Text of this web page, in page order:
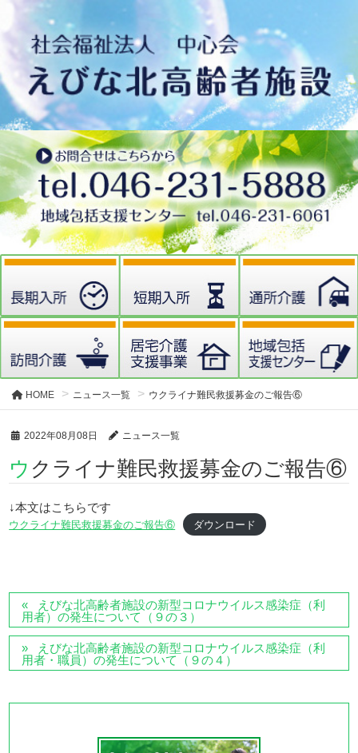
HOME ニュース一覧 ウクライナ難民救援募金のご報告⑥
2022年08月08日 ニュース一覧
ウクライナ難民救援募金のご報告⑥
↓本文はこちらです
ウクライナ難民救援募金のご報告⑥ ダウンロード
えびな北高齢者施設の新型コロナウイルス感染症（利
用者）の発生について（９の３）
えびな北高齢者施設の新型コロナウイルス感染症（利
用者・職員）の発生について（９の４）